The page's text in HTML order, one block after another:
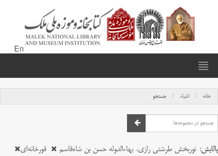
En
خانه اشیاء جستجو
پالایش: نوربخش طرشتی رازی، بهاءالدّوله حسن بن شاه‌قاسم قورخانه‌ای